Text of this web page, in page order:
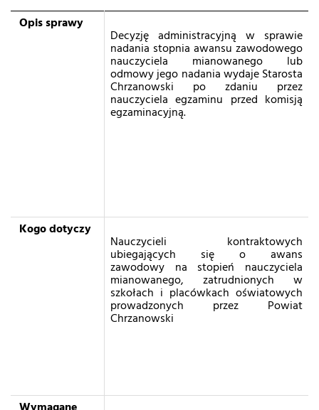
Opis sprawy
Decyzję administracyjną w sprawie
nadania stopnia awansu zawodowego
nauczyciela mianowanego lub
odmowy jego nadania wydaje Starosta
Chrzanowski po zdaniu przez
nauczyciela egzaminu przed komisją
egzaminacyjną.
Kogo dotyczy
Nauczycieli kontraktowych
ubiegających się o awans
zawodowy na stopień nauczyciela
mianowanego, zatrudnionych w
szkołach i placówkach oświatowych
prowadzonych przez Powiat
Chrzanowski